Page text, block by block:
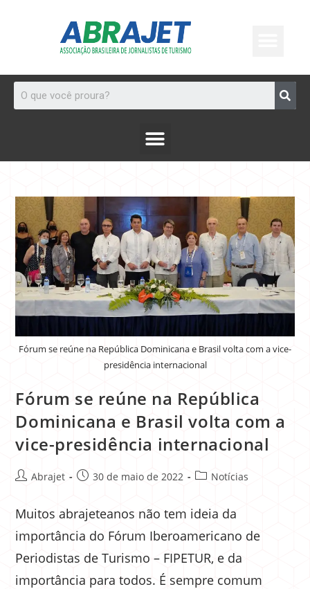
Fórum se reúne na República Dominicana e Brasil volta com a vice-
presidência internacional
Fórum se reúne na República
Dominicana e Brasil volta com a
vice-presidência internacional
Abrajet 30 de maio de 2022 Notícias
Muitos abrajeteanos não tem ideia da
importância do Fórum Iberoamericano de
Periodistas de Turismo – FIPETUR, e da
importância para todos. É sempre comum